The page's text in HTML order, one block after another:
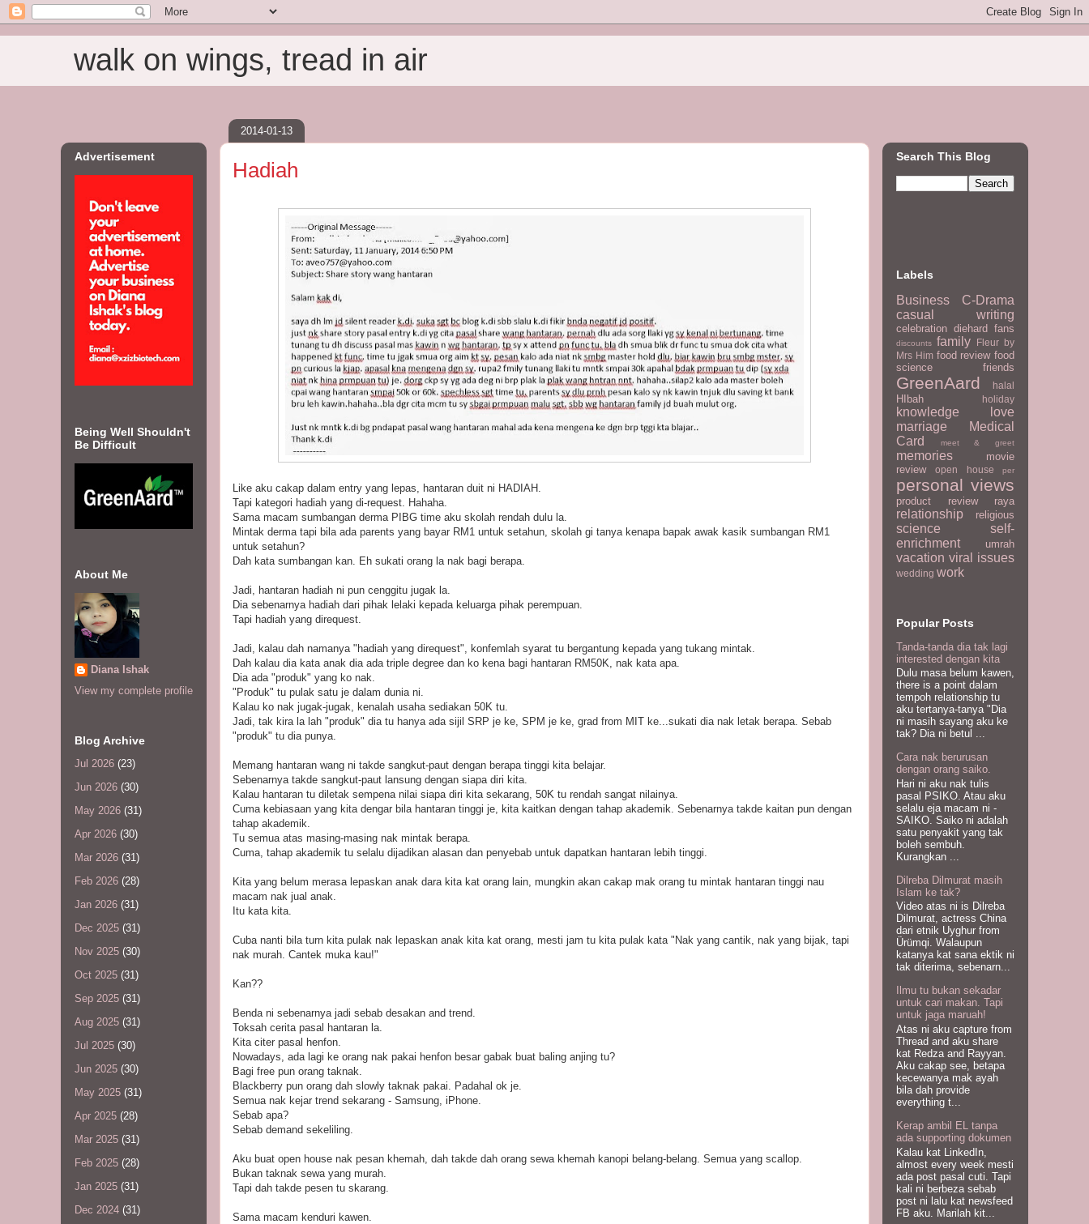
walk on wings, tread in air
2014-01-13
Hadiah
Like aku cakap dalam entry yang lepas, hantaran duit ni HADIAH.
Tapi kategori hadiah yang di-request. Hahaha.
Sama macam sumbangan derma PIBG time aku skolah rendah dulu la.
Mintak derma tapi bila ada parents yang bayar RM1 untuk setahun, skolah gi tanya kenapa bapak awak kasik sumbangan RM1
untuk setahun?
Dah kata sumbangan kan. Eh sukati orang la nak bagi berapa.
Jadi, hantaran hadiah ni pun cenggitu jugak la.
Dia sebenarnya hadiah dari pihak lelaki kepada keluarga pihak perempuan.
Tapi hadiah yang direquest.
Jadi, kalau dah namanya "hadiah yang direquest", konfemlah syarat tu bergantung kepada yang tukang mintak.
Dah kalau dia kata anak dia ada triple degree dan ko kena bagi hantaran RM50K, nak kata apa.
Dia ada "produk" yang ko nak.
"Produk" tu pulak satu je dalam dunia ni.
Kalau ko nak jugak-jugak, kenalah usaha sediakan 50K tu.
Jadi, tak kira la lah "produk" dia tu hanya ada sijil SRP je ke, SPM je ke, grad from MIT ke...sukati dia nak letak berapa. Sebab
"produk" tu dia punya.
Memang hantaran wang ni takde sangkut-paut dengan berapa tinggi kita belajar.
Sebenarnya takde sangkut-paut lansung dengan siapa diri kita.
Kalau hantaran tu diletak sempena nilai siapa diri kita sekarang, 50K tu rendah sangat nilainya.
Cuma kebiasaan yang kita dengar bila hantaran tinggi je, kita kaitkan dengan tahap akademik. Sebenarnya takde kaitan pun dengan
tahap akademik.
Tu semua atas masing-masing nak mintak berapa.
Cuma, tahap akademik tu selalu dijadikan alasan dan penyebab untuk dapatkan hantaran lebih tinggi.
Kita yang belum merasa lepaskan anak dara kita kat orang lain, mungkin akan cakap mak orang tu mintak hantaran tinggi nau
macam nak jual anak.
Itu kata kita.
Cuba nanti bila turn kita pulak nak lepaskan anak kita kat orang, mesti jam tu kita pulak kata "Nak yang cantik, nak yang bijak, tapi
nak murah. Cantek muka kau!"
Kan??
Benda ni sebenarnya jadi sebab desakan and trend.
Toksah cerita pasal hantaran la.
Kita citer pasal henfon.
Nowadays, ada lagi ke orang nak pakai henfon besar gabak buat baling anjing tu?
Bagi free pun orang taknak.
Blackberry pun orang dah slowly taknak pakai. Padahal ok je.
Semua nak kejar trend sekarang - Samsung, iPhone.
Sebab apa?
Sebab demand sekeliling.
Aku buat open house nak pesan khemah, dah takde dah orang sewa khemah kanopi belang-belang. Semua yang scallop.
Bukan taknak sewa yang murah.
Tapi dah takde pesen tu skarang.
Sama macam kenduri kawen.
Advertisement
Being Well Shouldn't
Be Difficult
About Me
Diana Ishak
View my complete profile
Blog Archive
Jul 2026 (23)
Jun 2026 (30)
May 2026 (31)
Apr 2026 (30)
Mar 2026 (31)
Feb 2026 (28)
Jan 2026 (31)
Dec 2025 (31)
Nov 2025 (30)
Oct 2025 (31)
Sep 2025 (31)
Aug 2025 (31)
Jul 2025 (30)
Jun 2025 (30)
May 2025 (31)
Apr 2025 (28)
Mar 2025 (31)
Feb 2025 (28)
Jan 2025 (31)
Dec 2024 (31)
Search This Blog
Labels
Business
C-Drama
casual writing
celebration diehard fans
discounts family
Fleur by
Mrs Him food review food
science
friends
GreenAard halal
HIbah holiday
knowledge
love
marriage
Medical
Card
meet & greet
memories
movie
review
open house per
personal views
product review raya
relationship religious
science
self-
enrichment
umrah
vacation viral issues
wedding work
Popular Posts
Tanda-tanda dia tak lagi
interested dengan kita
Dulu masa belum kawen,
there is a point dalam
tempoh relationship tu
aku tertanya-tanya "Dia
ni masih sayang aku ke
tak? Dia ni betul ...
Cara nak berurusan
dengan orang saiko.
Hari ni aku nak tulis
pasal PSIKO. Atau aku
selalu eja macam ni -
SAIKO. Saiko ni adalah
satu penyakit yang tak
boleh sembuh.
Kurangkan ...
Dilreba Dilmurat masih
Islam ke tak?
Video atas ni is Dilreba
Dilmurat, actress China
dari etnik Uyghur from
Ürümqi. Walaupun
katanya kat sana ektik ni
tak diterima, sebenarn...
Ilmu tu bukan sekadar
untuk cari makan. Tapi
untuk jaga maruah!
Atas ni aku capture from
Thread and aku share
kat Redza and Rayyan.
Aku cakap see, betapa
kecewanya mak ayah
bila dah provide
everything t...
Kerap ambil EL tanpa
ada supporting dokumen
Kalau kat LinkedIn,
almost every week mesti
ada post pasal cuti. Tapi
kali ni berbeza sebab
post ni lalu kat newsfeed
FB aku. Marilah kit...